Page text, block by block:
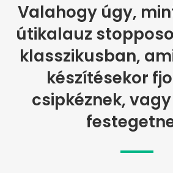
Valahogy úgy,
útikalauz
klasszikusban,
készítésekor
csipkéznek,